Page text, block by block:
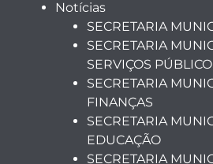
Notícias
SECRETARIA
SECRETARIA
SERVIÇOS
SECRETARIA
FINANÇAS
SECRETARIA
EDUCAÇÃO
SECRETARIA